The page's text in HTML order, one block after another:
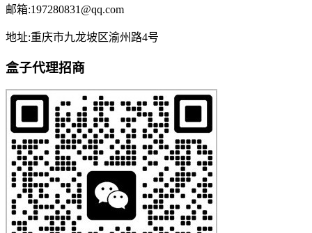
邮箱:197280831@qq.com
地址:重庆市九龙坡区渝州路4号
盒子代理招商